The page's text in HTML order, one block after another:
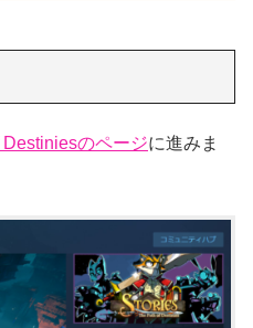
のページに進みま